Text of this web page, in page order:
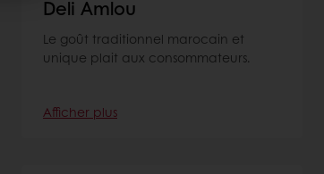
Deli Amlou
Le goût traditionnel marocain et
unique plait aux consommateurs.
Afficher plus